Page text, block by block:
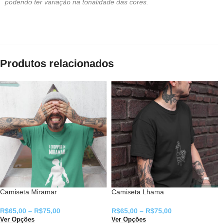
podendo ter variação na tonalidade das cores.
Produtos relacionados
Camiseta Miramar
R$65,00 – R$75,00
Ver Opções
Camiseta Lhama
R$65,00 – R$75,00
Ver Opções